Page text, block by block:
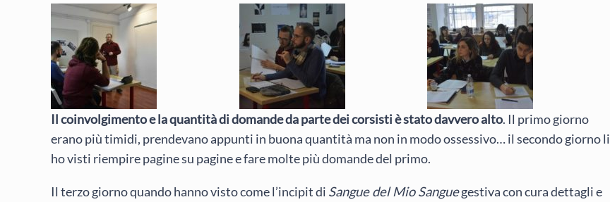
Il coinvolgimento e la quantità di domande da parte dei corsisti è stato davvero alto. Il primo giorno
erano più timidi, prendevano appunti in buona quantità ma non in modo ossessivo… il secondo giorno li
ho visti riempire pagine su pagine e fare molte più domande del primo.
Il terzo giorno quando hanno visto come l’incipit di Sangue del Mio Sanguegestiva con cura dettagli e